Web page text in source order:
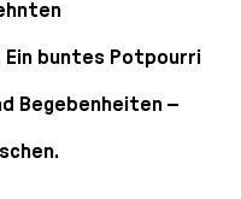
Ein buntes Potpourri
Begebenheiten –